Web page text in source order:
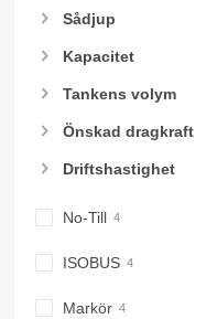
Sådjup
Kapacitet
Tankens volym
Önskad dragkraft
Driftshastighet
No-Till
ISOBUS
Markör